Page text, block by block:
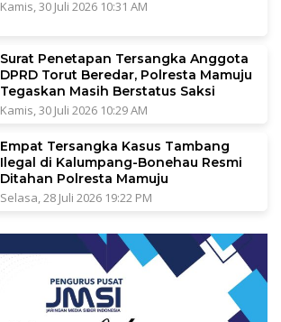
Kamis, 30 Juli 2026 10:31 AM
Surat Penetapan Tersangka Anggota
DPRD Torut Beredar, Polresta Mamuju
Tegaskan Masih Berstatus Saksi
Kamis, 30 Juli 2026 10:29 AM
Empat Tersangka Kasus Tambang
Ilegal di Kalumpang-Bonehau Resmi
Ditahan Polresta Mamuju
Selasa, 28 Juli 2026 19:22 PM